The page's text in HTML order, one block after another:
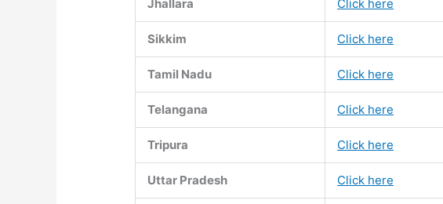
Jhallara Click here
Sikkim Click here
Tamil Nadu Click here
Telangana Click here
Tripura Click here
Uttar Pradesh Click here